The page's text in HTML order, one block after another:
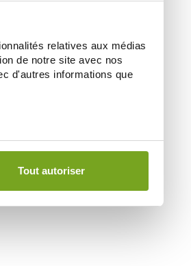
relatives aux médias
de notre site avec nos
d'autres informations que
Tout autoriser